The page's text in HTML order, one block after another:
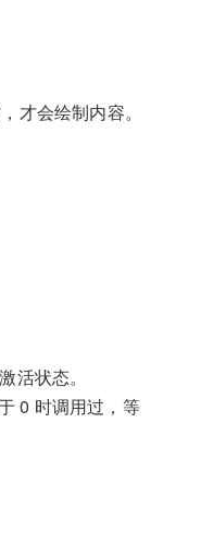
才会绘制内容。
活状态。
0 时调用过，等